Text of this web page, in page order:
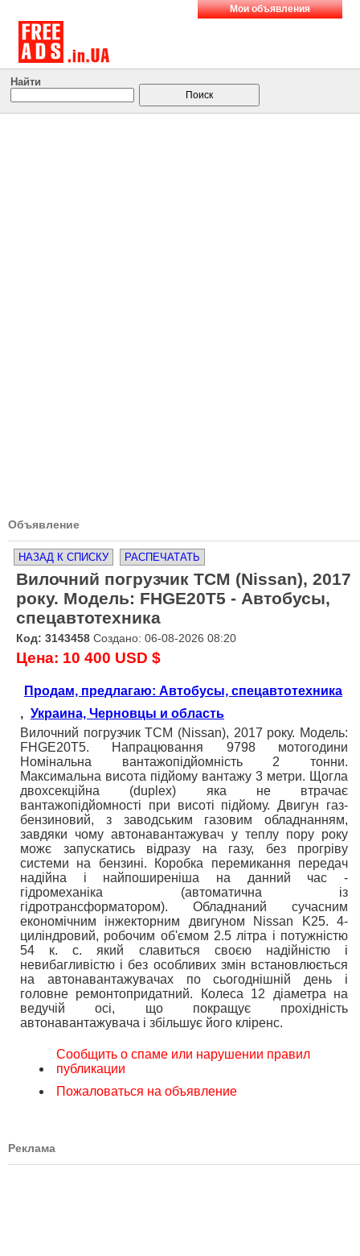
Мои объявления
Найти
Объявление
НАЗАД К СПИСКУ РАСПЕЧАТАТЬ
Вилочний погрузчик TCM (Nissan), 2017
року. Модель: FHGE20T5 - Автобусы,
спецавтотехника
Код: 3143458 Создано: 06-08-2026 08:20
Цена: 10 400 USD $
Продам, предлагаю: Автобусы, спецавтотехника
, Украина, Черновцы и область
Вилочний погрузчик TCM (Nissan), 2017 року. Модель:
FHGE20T5. Напрацювання 9798 мотогодини
Номiнальна вантажопідйомність 2 тонни.
Максимальна висота підйому вантажу 3 метри. Щогла
двохсекційна (duplex) яка не втрачає
вантажопідйомності при висоті підйому. Двигун газ-
бензиновий, з заводським газовим обладнанням,
завдяки чому автонавантажувач у теплу пору року
можє запускатись вiдразу на газу, без прогріву
системи на бензині. Коробка перемикання передач
надiйна i найпоширенiша на данний час -
гiдромеханiка (автоматична із
гідротрансформатором). Обладнаний сучасним
економічним інжекторним двигуном Nissan K25. 4-
циліндровий, робочим об'ємом 2.5 літра і потужністю
54 к. с. який славиться своєю надійністю і
невибагливістю і без особливих змін встановлюється
на автонавантажувачах по сьогоднішній день і
головне ремонтопридатний. Колеса 12 діаметра на
ведучiй осі, що покращує прохідність
автонавантажувача і збільшує його кліренс.
Сообщить о спаме или нарушении правил
публикации
Пожаловаться на объявление
Реклама